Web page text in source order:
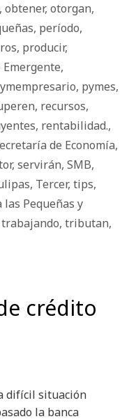
, obtener, otorgan,
, período,
, producir,
Emergente,
, pymes,
, recursos,
, rentabilidad.,
de Economía,
, servirán, SMB,
, Tercer, tips,
Pequeñas y
trabajando, tributan,
crédito
difícil situación
la banca